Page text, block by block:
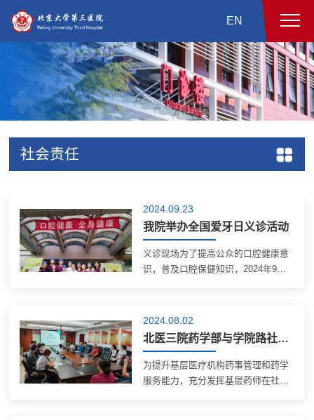
EN
社会责任
2024.09.23
我院举办全国爱牙日义诊活动
义诊现场为了提高公众的口腔健康意
识，普及口腔保健知识，2024年9月
控制处在五官科楼门前举办了义诊活
动。今年全国爱牙日的主题为“口腔健
康 全身健康”，强调从儿童到老年
人，每个阶段都应关注口腔健康。义
诊现场义诊当天虽然下起了小雨，但
2024.08.02
北医三院药学部与学院路社区卫生服务中心联合开展义诊活动
为提升基层医疗机构药事管理和药学
服务能力，充分发挥基层药师在社区